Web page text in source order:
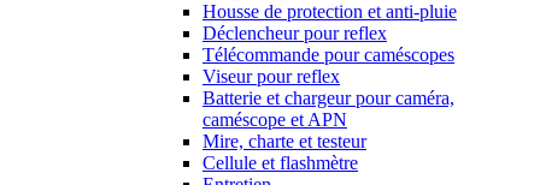
Housse de protection et anti-pluie
Déclencheur pour reflex
Télécommande pour caméscopes
Viseur pour reflex
Batterie et chargeur pour caméra,
caméscope et APN
Mire, charte et testeur
Cellule et flashmètre